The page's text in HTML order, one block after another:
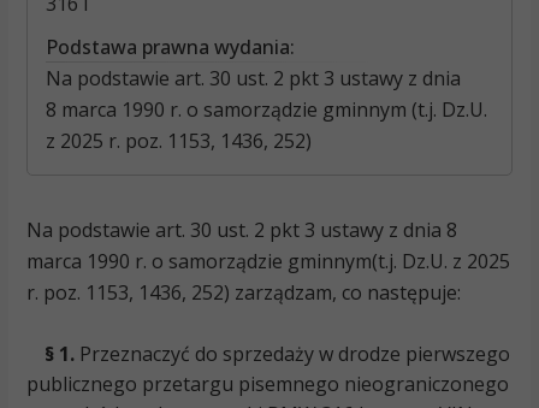
Podstawa prawna wydania:
Na podstawie art. 30 ust. 2 pkt 3 ustawy z dnia
8 marca 1990 r. o samorządzie gminnym (t.j. Dz.U.
z 2025 r. poz. 1153, 1436, 252)
Na podstawie art. 30 ust. 2 pkt 3 ustawy z dnia 8
marca 1990 r. o samorządzie gminnym(t.j. Dz.U. z 2025
r. poz. 1153, 1436, 252) zarządzam, co następuje:
§ 1.Przeznaczyć do sprzedaży w drodze pierwszego
publicznego przetargu pisemnego nieograniczonego